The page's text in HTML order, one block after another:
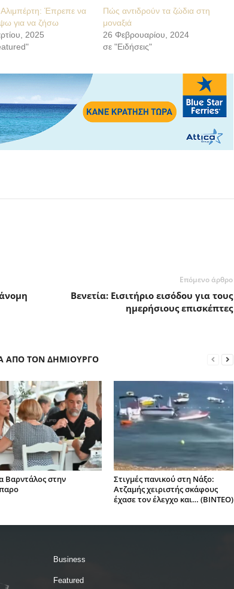
Αλιμπέρτη: Έπρεπε να
για να ζήσω
2025
Πώς αντιδρούν τα ζώδια στη
μοναξιά
26 Φεβρουαρίου, 2024
σε "Ειδήσεις"
Επόμενο άρθρο
Βενετία: Εισιτήριο εισόδου για τους
ημερήσιους επισκέπτες
ΑΠΟ ΤΟΝ ΔΗΜΙΟΥΡΓΟ
Βαρντάλος στην
Στιγμές πανικού στη Νάξο:
Ατζαμής χειριστής σκάφους
έχασε τον έλεγχο και… (BINTEO)
Business
Featured